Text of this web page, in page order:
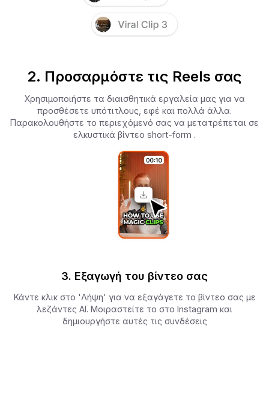
2. Προσαρμόστε τις Reels σας
Χρησιμοποιήστε τα διαισθητικά εργαλεία μας για να
προσθέσετε υπότιτλους, εφέ και πολλά άλλα.
Παρακολουθήστε το περιεχόμενό σας να μετατρέπεται σε
ελκυστικά βίντεο short-form .
3. Εξαγωγή του βίντεο σας
Κάντε κλικ στο 'Λήψη' για να εξαγάγετε το βίντεο σας με
λεζάντες AI. Μοιραστείτε το στο Instagram και
δημιουργήστε αυτές τις συνδέσεις